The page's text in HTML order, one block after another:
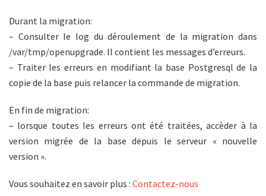
Durant la migration:
– Consulter le log du déroulement de la migration dans
/var/tmp/openupgrade. Il contient les messages d’erreurs.
– Traiter les erreurs en modifiant la base Postgresql de la
copie de la base puis relancer la commande de migration.
En fin de migration:
– lorsque toutes les erreurs ont été traitées, accèder à la
version migrée de la base depuis le serveur « nouvelle
version ».
Vous souhaitez en savoir plus : Contactez-nous